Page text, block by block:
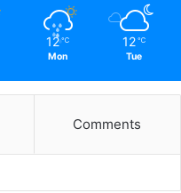
12 ℃
Mon
12 ℃
Tue
Comments